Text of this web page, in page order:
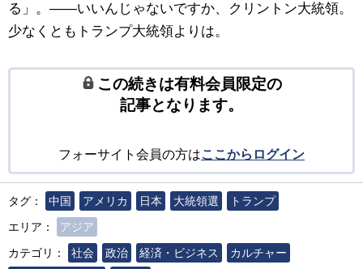
る」。――いいんじゃないですか、クリントン大統領。
少なくともトランプ大統領よりは。
この続きは有料会員限定の
記事となります。
フォーサイト会員の方はここからログイン
タグ： 中国 アメリカ 日本 大統領選
トランプ
エリア：
アジア
カテゴリ：
社会 政治 経済・ビジネス
カルチャー